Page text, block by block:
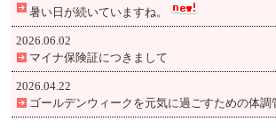
暑い日が続いていますね。
2026.06.02
マイナ保険証につきまして
2026.04.22
ゴールデンウィークを元気に過ごすための体調